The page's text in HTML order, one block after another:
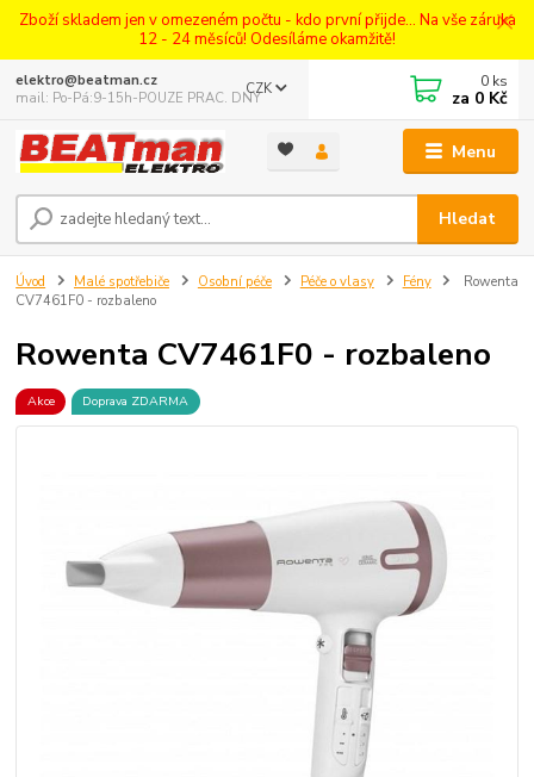
Zboží skladem jen v omezeném počtu - kdo první přijde... Na vše záruka
12 - 24 měsíců! Odesíláme okamžitě!
Menu
CZK
Hledat
elektro@beatman.cz
mail: Po-Pá:9-15h-POUZE PRAC. DNY
0 ks
za 0 Kč
Úvod Malé spotřebiče Osobní péče Péče o vlasy Fény
Rowenta
CV7461F0 - rozbaleno
Rowenta CV7461F0 - rozbaleno
Akce Doprava ZDARMA